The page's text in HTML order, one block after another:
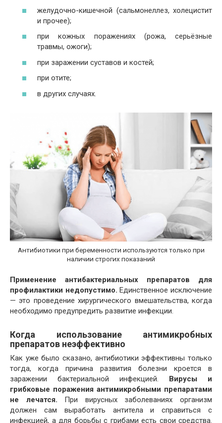
желудочно-кишечной (сальмонеллез, холецистит
и прочее);
при кожных поражениях (рожа, серьёзные
травмы, ожоги);
при заражении суставов и костей;
при отите;
в других случаях.
Антибиотики при беременности используются только при
наличии строгих показаний
Применение антибактериальных препаратов для
профилактики недопустимо. Единственное исключение
— это проведение хирургического вмешательства, когда
необходимо предупредить развитие инфекции.
Когда использование антимикробных
препаратов неэффективно
Как уже было сказано, антибиотики эффективны только
тогда, когда причина развития болезни кроется в
заражении бактериальной инфекцией. Вирусы и
грибковые поражения антимикробными препаратами
не лечатся. При вирусных заболеваниях организм
должен сам выработать антитела и справиться с
инфекцией, а для борьбы с грибами есть свои средства.